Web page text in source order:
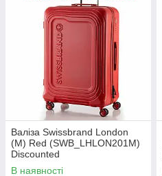
Валіза Swissbrand London
(M) Red (SWB_LHLON201M)
Discounted
В наявності